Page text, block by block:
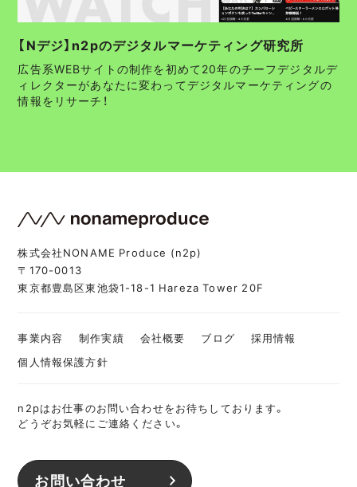
【Nデジ】n2pのデジタルマーケティング研究所
広告系WEBサイトの制作を初めて20年のチーフデジタルデ
ィレクターがあなたに変わってデジタルマーケティングの
情報をリサーチ！
株式会社NONAME Produce (n2p)
〒170-0013
東京都豊島区東池袋1-18-1 Hareza Tower 20F
事業内容 制作実績 会社概要 ブログ
採用情報
個人情報保護方針
n2pはお仕事のお問い合わせをお待ちしております。
どうぞお気軽にご連絡ください。
お問い合わせ